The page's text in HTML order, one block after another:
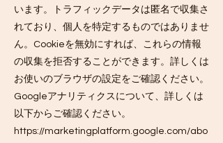
います。トラフィックデータは匿名で収集さ
れており、個人を特定するものではありませ
ん。Cookieを無効にすれば、これらの情報
の収集を拒否することができます。詳しくは
お使いのブラウザの設定をご確認ください。
Googleアナリティクスについて、詳しくは
以下からご確認ください。
https://marketingplatform.google.com/abo